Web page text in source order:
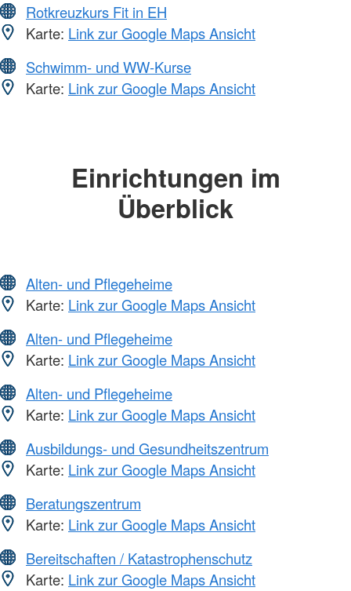
Rotkreuzkurs Fit in EH
Karte: Link zur Google Maps Ansicht
Schwimm- und WW-Kurse
Karte: Link zur Google Maps Ansicht
Einrichtungen im
Überblick
Alten- und Pflegeheime
Karte: Link zur Google Maps Ansicht
Alten- und Pflegeheime
Karte: Link zur Google Maps Ansicht
Alten- und Pflegeheime
Karte: Link zur Google Maps Ansicht
Ausbildungs- und Gesundheitszentrum
Karte: Link zur Google Maps Ansicht
Beratungszentrum
Karte: Link zur Google Maps Ansicht
Bereitschaften / Katastrophenschutz
Karte: Link zur Google Maps Ansicht